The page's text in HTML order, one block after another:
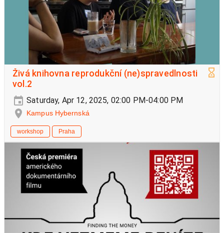
Živá knihovna reprodukční (ne)spravedlnosti
vol.2
Saturday, Apr 12, 2025, 02:00 PM-04:00 PM
Kampus Hybernská
workshop Praha